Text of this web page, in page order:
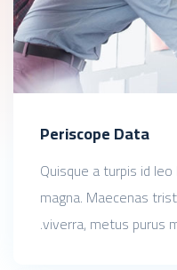
Periscope Data
Quisque a turpis id
magna. Maecenas
viverra, metus purus